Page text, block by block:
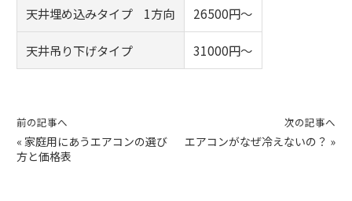
天井埋め込みタイプ 1方向 26500円～
天井吊り下げタイプ 31000円～
前の記事へ
« 家庭用にあうエアコンの選び
方と価格表
次の記事へ
エアコンがなぜ冷えないの？ »